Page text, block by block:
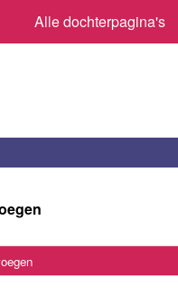
Alle dochterpagina's